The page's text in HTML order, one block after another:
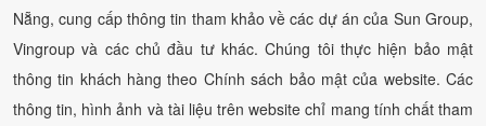
Nẵng, cung cấp thông tin tham khảo về các dự án của Sun Group,
Vingroup và các chủ đầu tư khác. Chúng tôi thực hiện bảo mật
thông tin khách hàng theo Chính sách bảo mật của website. Các
thông tin, hình ảnh và tài liệu trên website chỉ mang tính chất tham